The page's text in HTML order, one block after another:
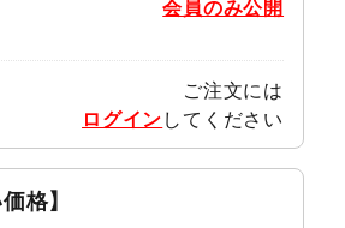
会員のみ公開
ご注文には
ログインしてください
格】